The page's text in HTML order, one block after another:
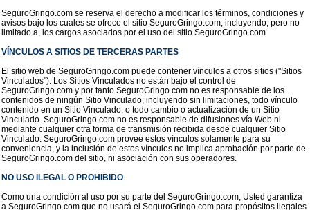
SeguroGringo.com se reserva el derecho a modificar los términos, condiciones y
avisos bajo los cuales se ofrece el sitio SeguroGringo.com, incluyendo, pero no
limitado a, los cargos asociados por el uso del sitio SeguroGringo.com
VÍNCULOS A SITIOS DE TERCERAS PARTES
El sitio web de SeguroGringo.com puede contener vínculos a otros sitios ("Sitios
Vinculados"). Los Sitios Vinculados no están bajo el control de
SeguroGringo.com y por tanto SeguroGringo.com no es responsable de los
contenidos de ningún Sitio Vinculado, incluyendo sin limitaciones, todo vínculo
contenido en un Sitio Vinculado, o todo cambio o actualización de un Sitio
Vinculado. SeguroGringo.com no es responsable de difusiones vía Web ni
mediante cualquier otra forma de transmisión recibida desde cualquier Sitio
Vinculado. SeguroGringo.com provee estos vínculos solamente para su
conveniencia, y la inclusión de estos vínculos no implica aprobación por parte de
SeguroGringo.com del sitio, ni asociación con sus operadores.
NO USO ILEGAL O PROHIBIDO
Como una condición al uso por su parte del SeguroGringo.com, Usted garantiza
a SeguroGringo.com que no usará el SeguroGringo.com para propósitos ilegales